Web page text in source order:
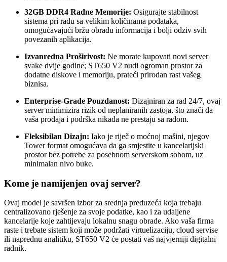
32GB DDR4 Radne Memorije: Osigurajte stabilnost
sistema pri radu sa velikim količinama podataka,
omogućavajući bržu obradu informacija i bolji odziv svih
povezanih aplikacija.
Izvanredna Proširivost: Ne morate kupovati novi server
svake dvije godine; ST650 V2 nudi ogroman prostor za
dodatne diskove i memoriju, prateći prirodan rast vašeg
biznisa.
Enterprise-Grade Pouzdanost: Dizajniran za rad 24/7, ovaj
server minimizira rizik od neplaniranih zastoja, što znači da
vaša prodaja i podrška nikada ne prestaju sa radom.
Fleksibilan Dizajn: Iako je riječ o moćnoj mašini, njegov
Tower format omogućava da ga smjestite u kancelarijski
prostor bez potrebe za posebnom serverskom sobom, uz
minimalan nivo buke.
Kome je namijenjen ovaj server?
Ovaj model je savršen izbor za srednja preduzeća koja trebaju
centralizovano rješenje za svoje podatke, kao i za udaljene
kancelarije koje zahtijevaju lokalnu snagu obrade. Ako vaša firma
raste i trebate sistem koji može podržati virtuelizaciju, cloud servise
ili naprednu analitiku, ST650 V2 će postati vaš najvjerniji digitalni
radnik.